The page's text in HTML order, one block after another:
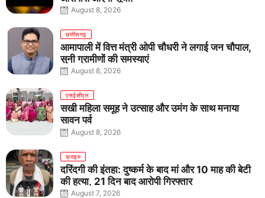
August 8, 2026
छत्तीसगढ़
आमापाली में वित्त मंत्री ओपी चौधरी ने लगाई जन चौपाल,
सुनी ग्रामीणों की समस्याएं
August 8, 2026
एसईसीएल
सखी महिला समूह ने उत्साह और उमंग के साथ मनाया
सावन पर्व
August 8, 2026
क्राइम
दरिंदगी की इंतहा: दुष्कर्म के बाद मां और 10 माह की बेटी
की हत्या, 21 दिन बाद आरोपी गिरफ्तार
August 7, 2026